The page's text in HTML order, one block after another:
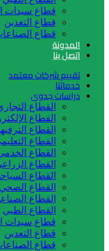
قطاع سيدات الأعمال
قطاع التعدين
قطاع الصناعات الكيميائية
شركات معتمد
جدوى
القطاع التجاري
القطاع الإلكتروني
القطاع الترفيهي
القطاع التعليمي
القطاع الخدمي
القطاع الزراعي
القطاع السياحي
القطاع الصحي
القطاع الصناعي
القطاع الطبي
قطاع سيدات الأعمال
قطاع التعدين
قطاع الصناعات الكيميائية